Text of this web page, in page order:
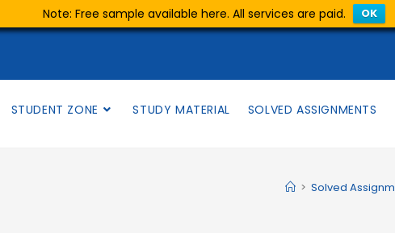
Note: Free sample available here. All services are paid. OK
STUDENT ZONE STUDY MATERIAL SOLVED ASSIGNMENTS
> Solved